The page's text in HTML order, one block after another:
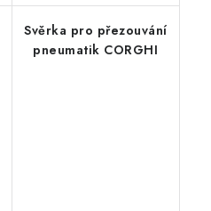
Svěrka pro přezouvání
pneumatik CORGHI